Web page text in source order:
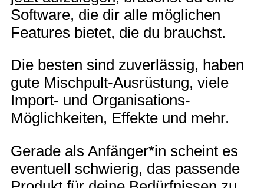
Software, die dir alle möglichen
Features bietet, die du brauchst.
Die besten sind zuverlässig, haben
gute Mischpult-Ausrüstung, viele
Import- und Organisations-
Möglichkeiten, Effekte und mehr.
Gerade als Anfänger*in scheint es
eventuell schwierig, das passende